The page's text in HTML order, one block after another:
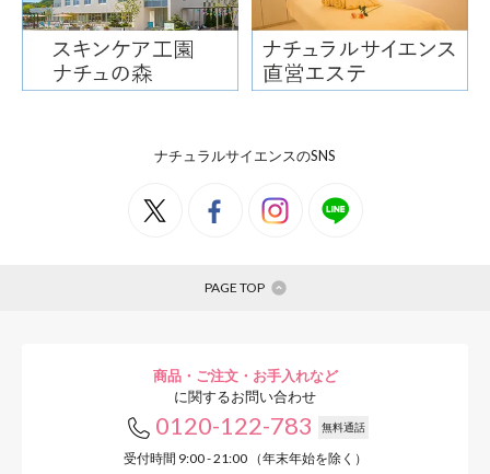
ナチュラルサイエンスのSNS
PAGE TOP
商品・ご注文・お手入れなど
に関するお問い合わせ
0120-122-783 無料通話
受付時間 9:00 - 21:00 （年末年始を除く）